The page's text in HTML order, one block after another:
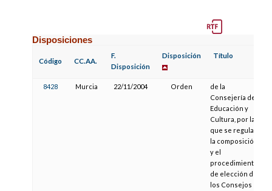
Disposiciones
Código CC.AA.
F.
Disposición
Disposición Título
8428 Murcia 22/11/2004 Orden
de la
Consejería de
Educación y
Cultura, por la
que se regulan
la composición
y el
procedimiento
de elección de
los Consejos